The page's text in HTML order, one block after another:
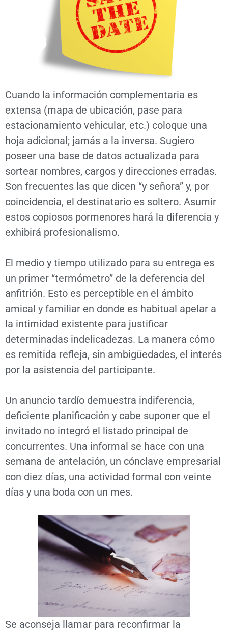
Cuando la información complementaria es
extensa (mapa de ubicación, pase para
estacionamiento vehicular, etc.) coloque una
hoja adicional; jamás a la inversa. Sugiero
poseer una base de datos actualizada para
sortear nombres, cargos y direcciones erradas.
Son frecuentes las que dicen “y señora” y, por
coincidencia, el destinatario es soltero. Asumir
estos copiosos pormenores hará la diferencia y
exhibirá profesionalismo.
El medio y tiempo utilizado para su entrega es
un primer “termómetro” de la deferencia del
anfitrión. Esto es perceptible en el ámbito
amical y familiar en donde es habitual apelar a
la intimidad existente para justificar
determinadas indelicadezas. La manera cómo
es remitida refleja, sin ambigüedades, el interés
por la asistencia del participante.
Un anuncio tardío demuestra indiferencia,
deficiente planificación y cabe suponer que el
invitado no integró el listado principal de
concurrentes. Una informal se hace con una
semana de antelación, un cónclave empresarial
con diez días, una actividad formal con veinte
días y una boda con un mes.
Se aconseja llamar para reconfirmar la